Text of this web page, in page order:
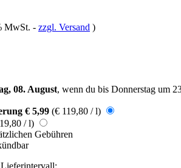
MwSt. - zzgl. Versand )
08. August, wenn du bis Donnerstag um
€ 5,99 (€ 119,80 / l)
/ l)
Gebühren
Lieferintervall: